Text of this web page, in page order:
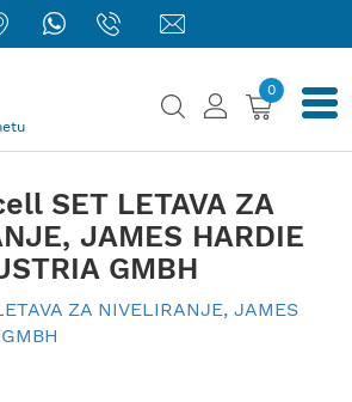
0
SET LETAVA ZA
JAMES HARDIE
GMBH